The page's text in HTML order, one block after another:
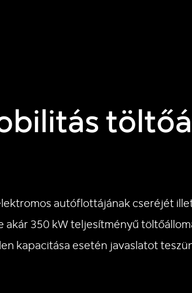
autóflottájának cseréjét
350 kW teljesítményű
kapacitása esetén javaslatot